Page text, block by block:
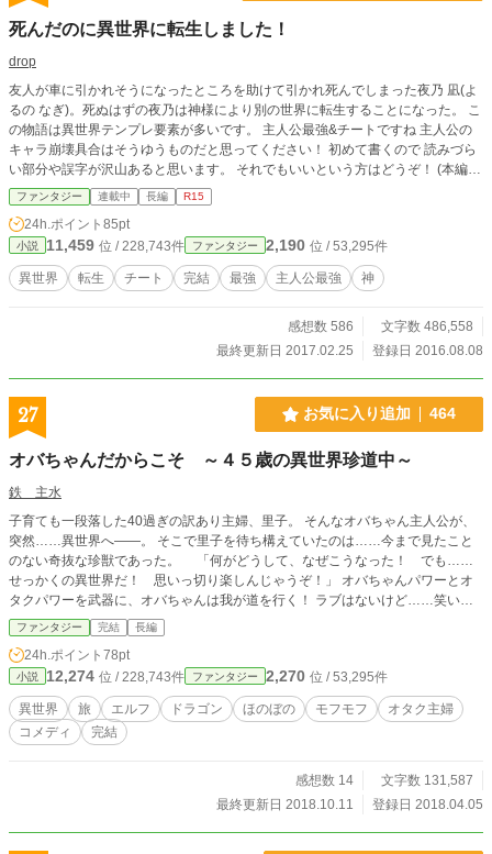
死んだのに異世界に転生しました！
drop
友人が車に引かれそうになったところを助けて引かれ死んでしまった夜乃 凪(よ
るの なぎ)。死ぬはずの夜乃は神様により別の世界に転生することになった。 こ
の物語は異世界テンプレ要素が多いです。 主人公最強&チートですね 主人公の
キャラ崩壊具合はそうゆうものだと思ってください！ 初めて書くので 読みづら
い部分や誤字が沢山あると思います。 それでもいいという方はどうぞ！ (本編は
完結しました)
ファンタジー 連載中 長編 R15
24h.ポイント 85pt
小説 11,459 位 / 228,743件 ファンタジー 2,190 位 / 53,295件
異世界 転生 チート 完結 最強 主人公最強 神
感想数 586
文字数 486,558
最終更新日 2017.02.25
登録日 2016.08.08
27 お気に入り追加 464
オバちゃんだからこそ ～４５歳の異世界珍道中～
鉄 主水
子育ても一段落した40過ぎの訳あり主婦、里子。 そんなオバちゃん主人公が、
突然……異世界へ――。 そこで里子を待ち構えていたのは……今まで見たこと
のない奇抜な珍獣であった。 「何がどうして、なぜこうなった！ でも……
せっかくの異世界だ！ 思いっ切り楽しんじゃうぞ！」 オバちゃんパワーとオ
タクパワーを武器に、オバちゃんは我が道を行く！ ラブはないけど……笑いあ
り、涙ありの異世界ドタバタ珍道中。 いざ……はじまり、はじまり……。 ※こ
の作品は、エブリスタ様、小説家になろう様でも投稿しています。
ファンタジー 完結 長編
24h.ポイント 78pt
小説 12,274 位 / 228,743件 ファンタジー 2,270 位 / 53,295件
異世界 旅 エルフ ドラゴン ほのぼの モフモフ
オタク主婦
コメディ
完結
感想数 14
文字数 131,587
最終更新日 2018.10.11
登録日 2018.04.05